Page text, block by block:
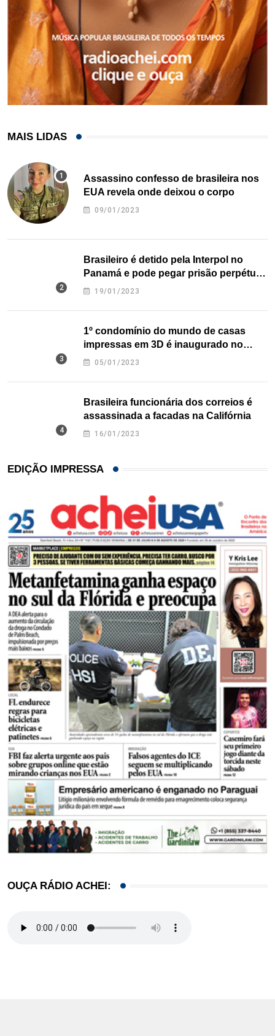
MAIS LIDAS
Assassino confesso de brasileira nos
EUA revela onde deixou o corpo
09/01/2023
Brasileiro é detido pela Interpol no
Panamá e pode pegar prisão perpétua
nos EUA
19/01/2023
1º condomínio do mundo de casas
impressas em 3D é inaugurado no
Texas
05/01/2023
Brasileira funcionária dos correios é
assassinada a facadas na Califórnia
16/01/2023
EDIÇÃO IMPRESSA
OUÇA RÁDIO ACHEI: